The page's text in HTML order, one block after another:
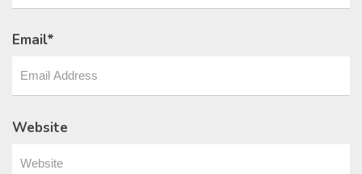
Email*
Website